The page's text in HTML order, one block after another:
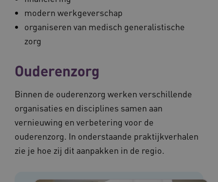
modern werkgeverschap
organiseren van medisch generalistische
zorg
Ouderenzorg
Binnen de ouderenzorg werken verschillende
organisaties en disciplines samen aan
vernieuwing en verbetering voor de
ouderenzorg. In onderstaande praktijkverhalen
zie je hoe zij dit aanpakken in de regio.